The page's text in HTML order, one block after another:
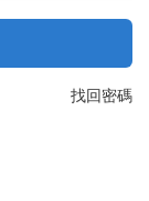
找回密碼